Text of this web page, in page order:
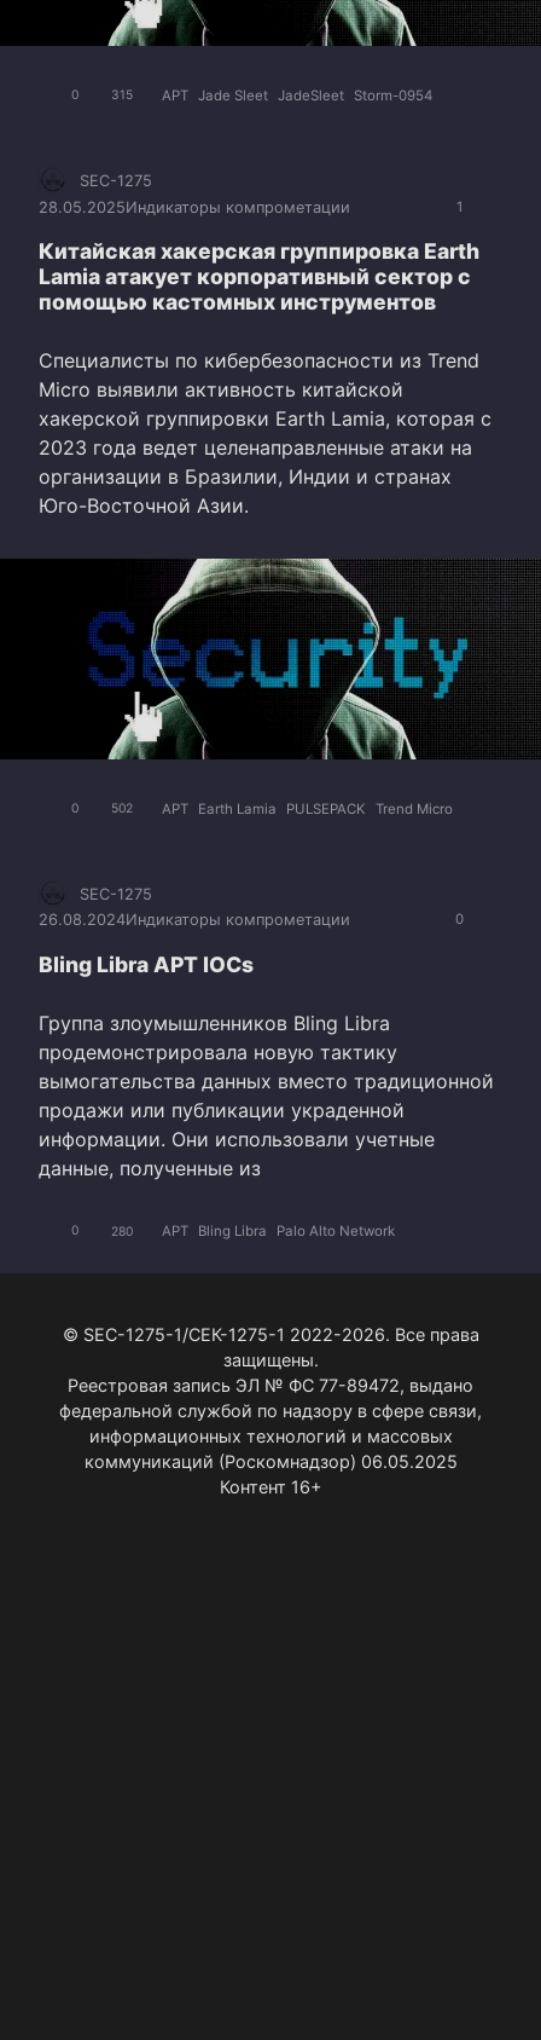
0 315 APT Jade Sleet JadeSleet Storm-0954
1
SEC-1275
28.05.2025Индикаторы компрометации
Китайская хакерская группировка Earth
Lamia атакует корпоративный сектор с
помощью кастомных инструментов
Специалисты по кибербезопасности из Trend
Micro выявили активность китайской
хакерской группировки Earth Lamia, которая с
2023 года ведет целенаправленные атаки на
организации в Бразилии, Индии и странах
Юго-Восточной Азии.
0 502 APT Earth Lamia PULSEPACK Trend Micro
0
SEC-1275
26.08.2024Индикаторы компрометации
Bling Libra APT IOCs
Группа злоумышленников Bling Libra
продемонстрировала новую тактику
вымогательства данных вместо традиционной
продажи или публикации украденной
информации. Они использовали учетные
данные, полученные из
0 280 APT Bling Libra Palo Alto Network
© SEC-1275-1/СЕК-1275-1 2022-2026. Все права
защищены.
Реестровая запись ЭЛ № ФС 77-89472, выдано
федеральной службой по надзору в сфере связи,
информационных технологий и массовых
коммуникаций (Роскомнадзор) 06.05.2025
Контент 16+